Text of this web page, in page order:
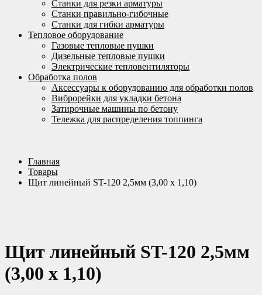
Станки для резки арматуры
Станки правильно-гибочные
Станки для гибки арматуры
Тепловое оборудование
Газовые тепловые пушки
Дизельные тепловые пушки
Электрические тепловентиляторы
Обработка полов
Аксессуары к оборудованию для обработки полов
Виброрейки для укладки бетона
Затирочные машины по бетону
Тележка для распределения топпинга
Главная
Товары
Щит линейный ST-120 2,5мм (3,00 х 1,10)
Щит линейный ST-120 2,5мм
(3,00 х 1,10)